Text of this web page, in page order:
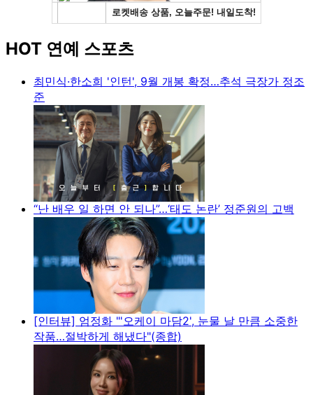
HOT 연예 스포츠
최민식·한소희 '인턴', 9월 개봉 확정…추석 극장가 정조
준
“난 배우 일 하면 안 되나”…‘태도 논란’ 정준원의 고백
[인터뷰] 엄정화 "'오케이 마담2', 눈물 날 만큼 소중한
작품…절박하게 해냈다"(종합)